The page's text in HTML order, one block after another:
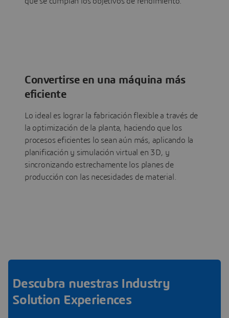
Convertirse en una máquina más
eficiente
Lo ideal es lograr la fabricación flexible a través de
la optimización de la planta, haciendo que los
procesos eficientes lo sean aún más, aplicando la
planificación y simulación virtual en 3D, y
sincronizando estrechamente los planes de
producción con las necesidades de material.
Descubra nuestras Industry
Solution Experiences